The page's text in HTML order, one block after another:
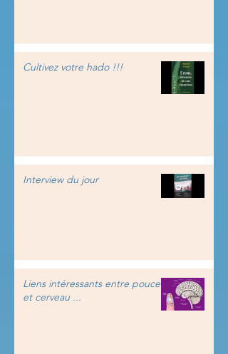
Cultivez votre hado !!!
Interview du jour
Liens intéressants entre pouce
et cerveau ...